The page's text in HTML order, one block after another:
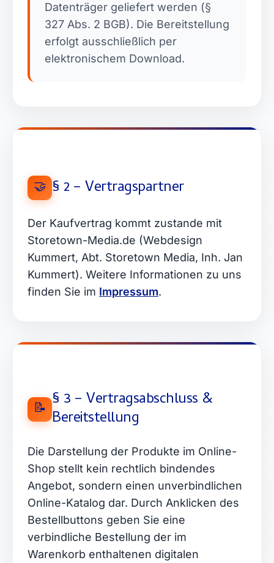
Datenträger geliefert werden (§
327 Abs. 2 BGB). Die Bereitstellung
erfolgt ausschließlich per
elektronischem Download.
🤝 § 2 – Vertragspartner
Der Kaufvertrag kommt zustande mit
Storetown-Media.de (Webdesign
Kummert, Abt. Storetown Media, Inh. Jan
Kummert). Weitere Informationen zu uns
finden Sie im Impressum.
📝 § 3 – Vertragsabschluss &
Bereitstellung
Die Darstellung der Produkte im Online-
Shop stellt kein rechtlich bindendes
Angebot, sondern einen unverbindlichen
Online-Katalog dar. Durch Anklicken des
Bestellbuttons geben Sie eine
verbindliche Bestellung der im
Warenkorb enthaltenen digitalen